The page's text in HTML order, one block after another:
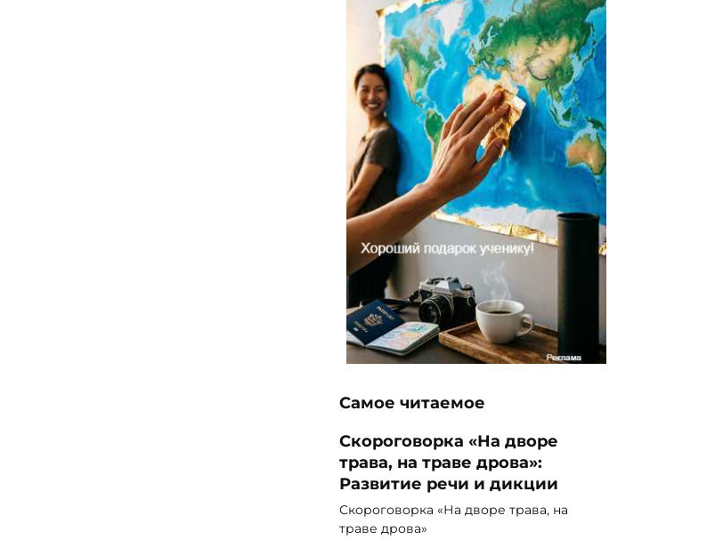
Самое читаемое
Скороговорка «На дворе
трава, на траве дрова»:
Развитие речи и дикции
Скороговорка «На дворе трава, на
траве дрова»